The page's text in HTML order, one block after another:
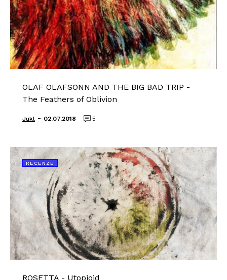
OLAF OLAFSONN AND THE BIG BAD TRIP -
The Feathers of Oblivion
Jukl - 02.07.2018 5
RECENZE
ROSETTA - Utopioid